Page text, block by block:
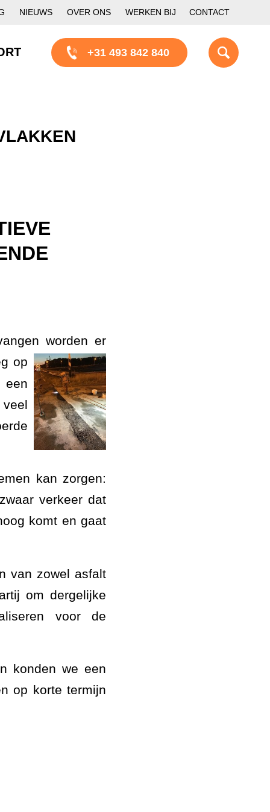
NIEUWS OVER ONS WERKEN BIJ CONTACT
+31 493 842 840
worden er
op
een
veel
kan zorgen:
verkeer dat
komt en gaat
van zowel asfalt
om dergelijke
voor de
konden we een
op korte termijn